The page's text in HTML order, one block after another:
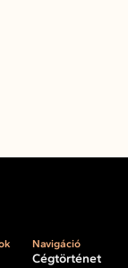
Navigáció
Cégtörténet